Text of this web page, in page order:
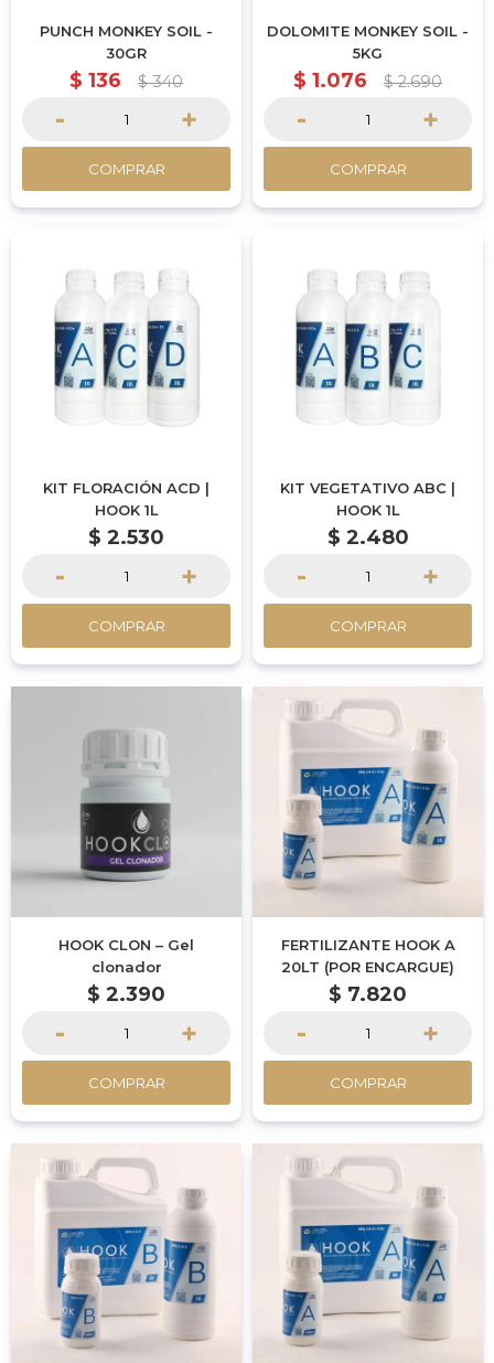
PUNCH MONKEY SOIL -
30GR
$ 136 $ 340
- +
COMPRAR
DOLOMITE MONKEY SOIL -
5KG
$ 1.076 $ 2.690
- +
COMPRAR
KIT FLORACIÓN ACD |
HOOK 1L
$ 2.530
- +
COMPRAR
KIT VEGETATIVO ABC |
HOOK 1L
$ 2.480
- +
COMPRAR
HOOK CLON – Gel
clonador
$ 2.390
- +
COMPRAR
FERTILIZANTE HOOK A
20LT (POR ENCARGUE)
$ 7.820
- +
COMPRAR